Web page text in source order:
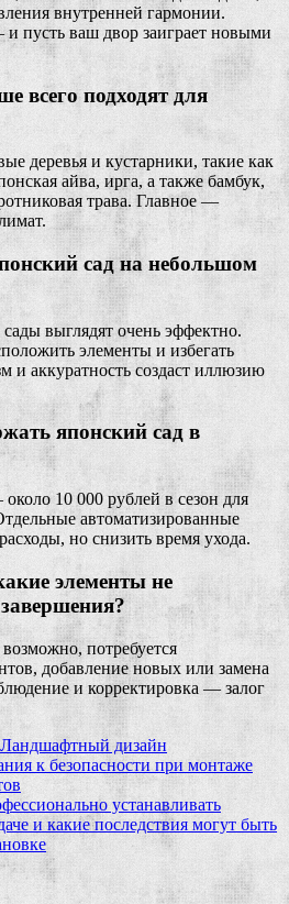
внутренней гармонии.
пусть ваш двор заиграет новыми
всего подходят для
деревья и кустарники, такие как
айва, ирга, а также бамбук,
трава. Главное —
сад на небольшом
выглядят очень эффектно.
элементы и избегать
и аккуратность создаст иллюзию
японский сад в
10 000 рублей в сезон для
автоматизированные
но снизить время ухода.
элементы не
потребуется
добавление новых или замена
и корректировка — залог
Ландшафтный дизайн
к безопасности при монтаже
устанавливать
и какие последствия могут быть